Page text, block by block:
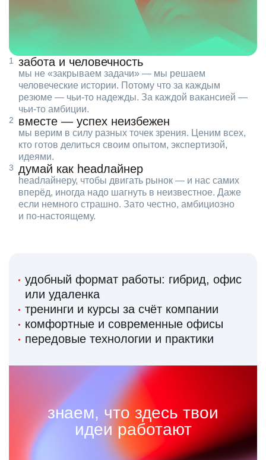
забота и человечность
мы не «закрываем задачи» — мы решаем
человеческие истории. Потому что за каждым
резюме — чьи‑то надежды. За каждой вакансией —
чьи‑то амбиции.
вместе — успех неизбежен
мы верим в силу разных точек зрения. Ценим всех,
кто готов делиться своим опытом, экспертизой,
идеями.
думай как headлайнер
headлайнеру, чтобы двигать рынок — и нас самих
вперёд, иногда надо шагнуть в неизвестное. Даже
если немного страшно. Зато честно, амбициозно
и по‑настоящему.
удобный формат работы: гибрид, офис
или удаленка
тренинги и курсы за счёт компании
комфортные и современные офисы
передовые технологии и практики
знаем, что здесь твои
идеи работают